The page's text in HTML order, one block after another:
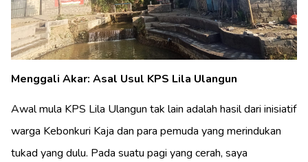
Menggali Akar: Asal Usul KPS Lila Ulangun
Awal mula KPS Lila Ulangun tak lain adalah hasil dari inisiatif
warga Kebonkuri Kaja dan para pemuda yang merindukan
tukad yang dulu. Pada suatu pagi yang cerah, saya